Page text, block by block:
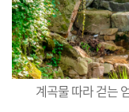
계곡물 따라 걷는